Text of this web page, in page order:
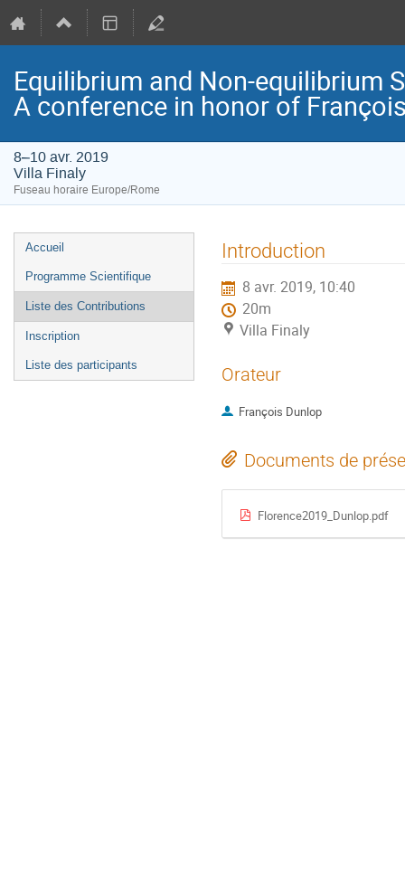
Equilibrium and Non-equilibrium
A conference in honor of
8–10 avr. 2019
Villa Finaly
Fuseau horaire Europe/Rome
Menu
de
l'événement
Accueil
Programme Scientifique
Liste des Contributions
Inscription
Liste des participants
Introduction
8 avr. 2019, 10:40
20m
Villa Finaly
Orateur
François Dunlop
Documents de
Florence2019_Dunlop.pdf